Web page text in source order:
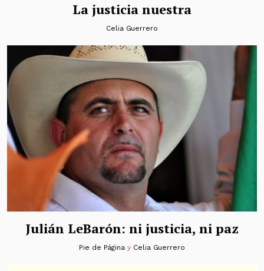
La justicia nuestra
Celia Guerrero
Julián LeBarón: ni justicia, ni paz
Pie de Página y Celia Guerrero